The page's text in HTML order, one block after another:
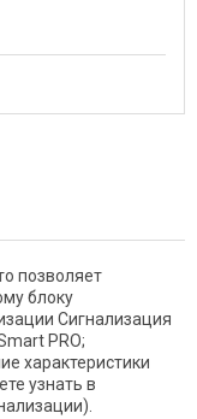
позволяет
блоку
Сигнализация
PRO;
характеристики
узнать в